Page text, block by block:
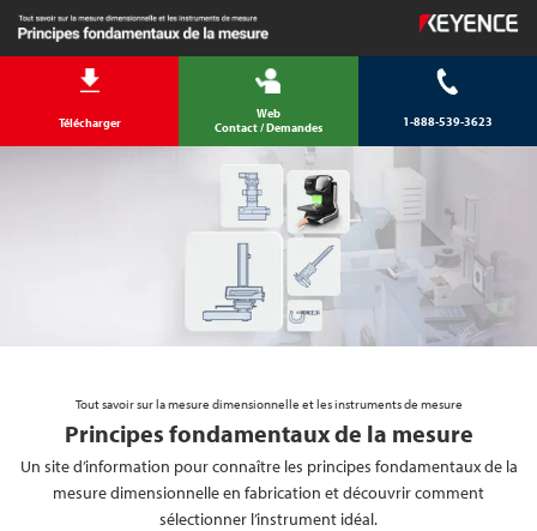
Télécharger
Web
Contact / Demandes
1-888-539-3623
Tout savoir sur la mesure dimensionnelle et les instruments de mesure
Principes fondamentaux de la mesure
Un site d’information pour connaître les principes fondamentaux de la
mesure dimensionnelle en fabrication et découvrir comment
sélectionner l’instrument idéal.